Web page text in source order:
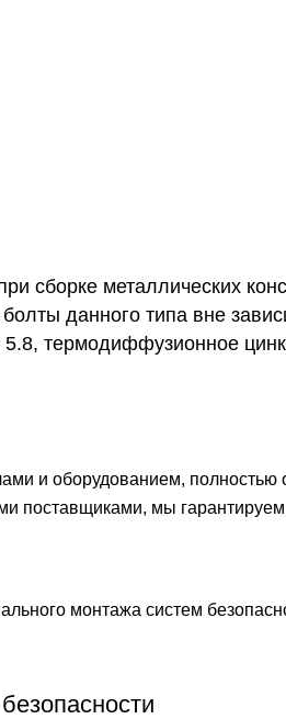
сборке металлических
данного типа вне
5.8, термодиффузионное
и оборудованием, полностью
поставщиками, мы
монтажа систем